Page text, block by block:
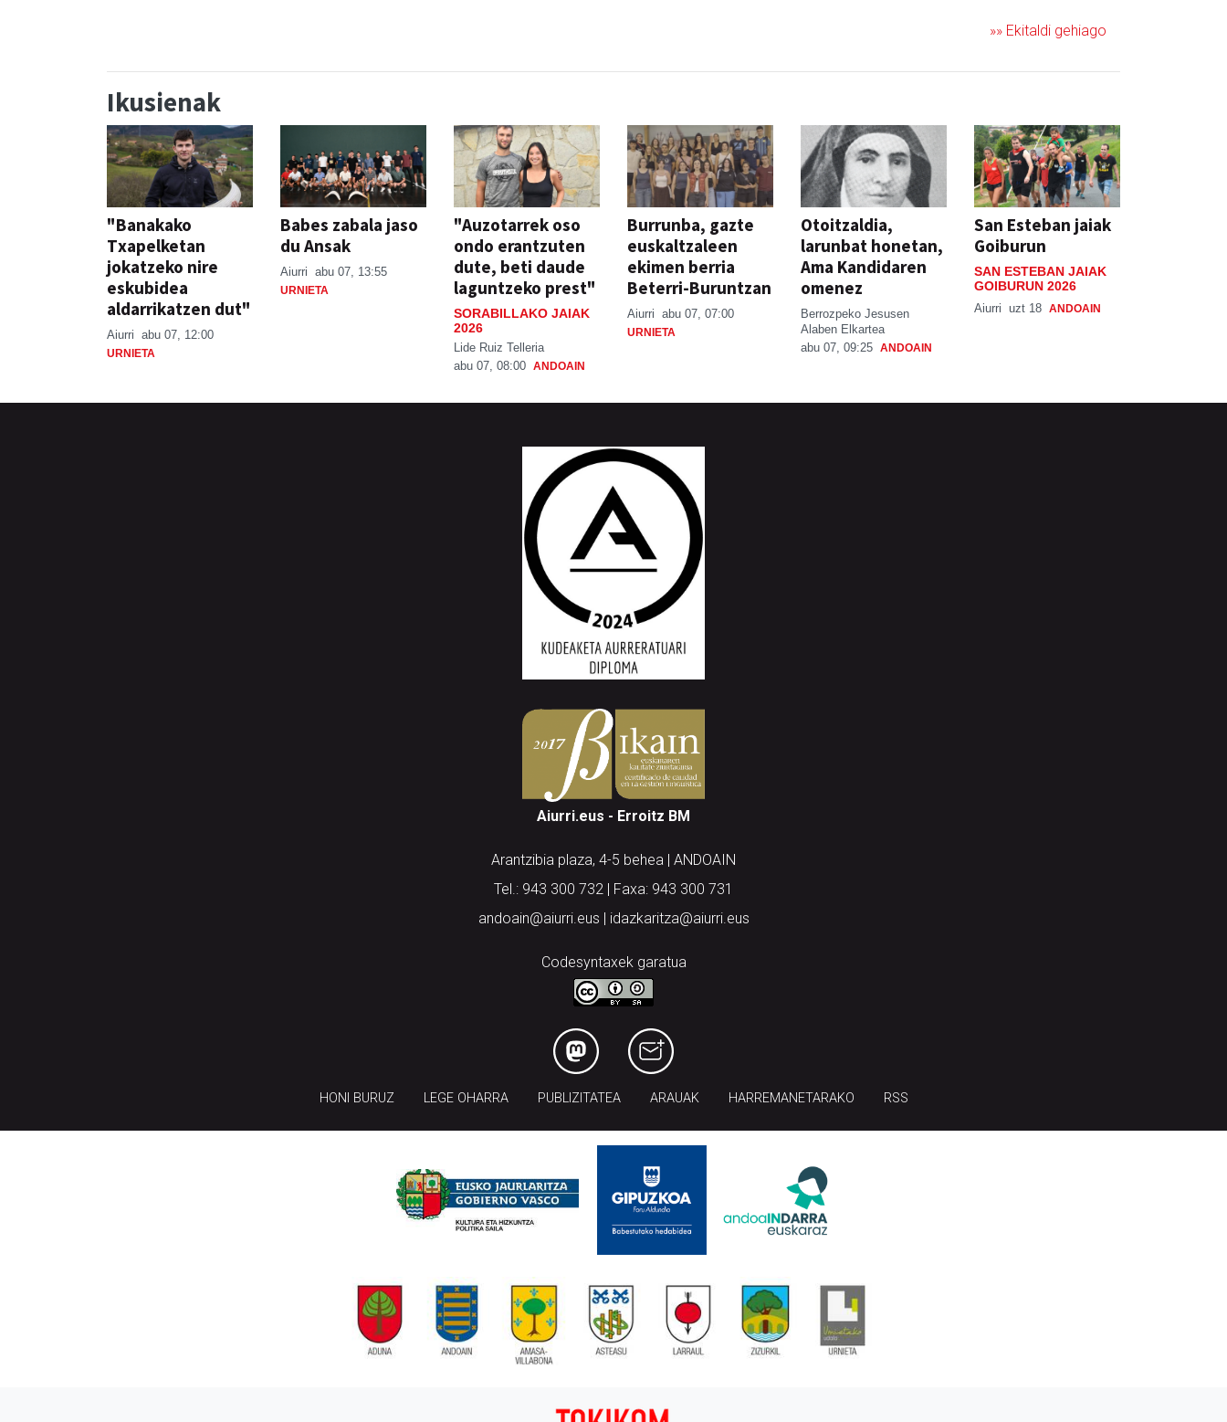
»» Ekitaldi gehiago
Ikusienak
"Banakako
Txapelketan
jokatzeko nire
eskubidea
aldarrikatzen dut"
Aiurri abu 07, 12:00
URNIETA
Babes zabala jaso
du Ansak
Aiurri abu 07, 13:55
URNIETA
"Auzotarrek oso
ondo erantzuten
dute, beti daude
laguntzeko prest"
SORABILLAKO JAIAK
2026
Lide Ruiz Telleria
abu 07, 08:00 ANDOAIN
Burrunba, gazte
euskaltzaleen
ekimen berria
Beterri-Buruntzan
Aiurri abu 07, 07:00
URNIETA
Otoitzaldia,
larunbat honetan,
Ama Kandidaren
omenez
Berrozpeko Jesusen
Alaben Elkartea
abu 07, 09:25 ANDOAIN
San Esteban jaiak
Goiburun
SAN ESTEBAN JAIAK
GOIBURUN 2026
Aiurri uzt 18 ANDOAIN
Aiurri.eus - Erroitz BM
Arantzibia plaza, 4-5 behea | ANDOAIN
Tel.: 943 300 732 | Faxa: 943 300 731
andoain@aiurri.eus | idazkaritza@aiurri.eus
Codesyntaxek garatua
HONI BURUZ LEGE OHARRA PUBLIZITATEA ARAUAK HARREMANETARAKO RSS